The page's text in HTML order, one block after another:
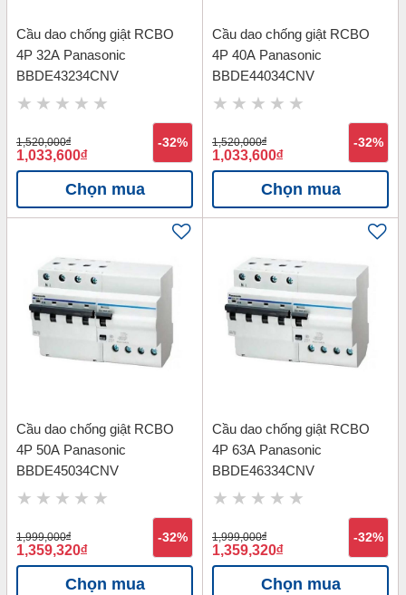
Cầu dao chống giật RCBO
4P 32A Panasonic
BBDE43234CNV
1,520,000đ
1,033,600đ
-32%
Chọn mua
Cầu dao chống giật RCBO
4P 40A Panasonic
BBDE44034CNV
1,520,000đ
1,033,600đ
-32%
Chọn mua
Cầu dao chống giật RCBO
4P 50A Panasonic
BBDE45034CNV
1,999,000đ
1,359,320đ
-32%
Chọn mua
Cầu dao chống giật RCBO
4P 63A Panasonic
BBDE46334CNV
1,999,000đ
1,359,320đ
-32%
Chọn mua